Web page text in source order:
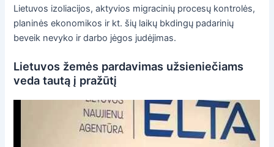
Lietuvos izoliacijos, aktyvios migracinių procesų kontrolės,
planinės ekonomikos ir kt. šių laikų bkdingų padarinių
beveik nevyko ir darbo jėgos judėjimas.
Lietuvos žemės pardavimas užsieniečiams
veda tautą į pražūtį